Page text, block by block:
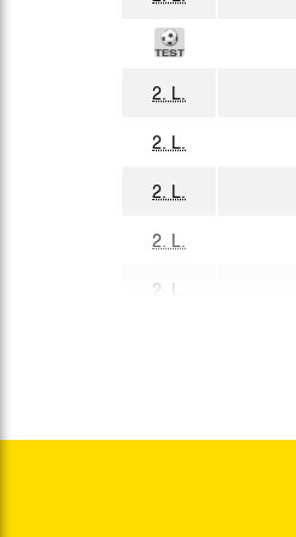
2. L.
2. L.
2. L.
2. L.
2. L.
2. L.